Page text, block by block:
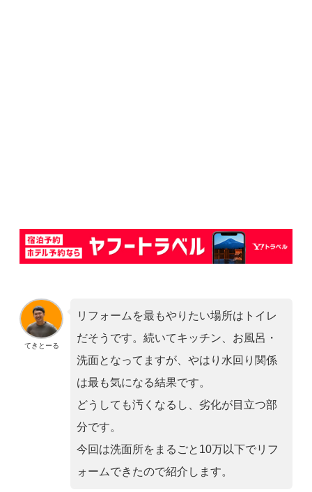
てきとーる
リフォームを最もやりたい場所はトイレ
だそうです。続いてキッチン、お風呂・
洗面となってますが、やはり水回り関係
は最も気になる結果です。
どうしても汚くなるし、劣化が目立つ部
分です。
今回は洗面所をまるごと10万以下でリフ
ォームできたので紹介します。